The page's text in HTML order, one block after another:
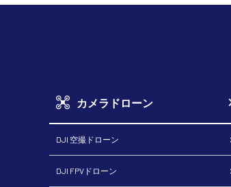
カメラドローン
DJI 空撮ドローン
DJI FPVドローン